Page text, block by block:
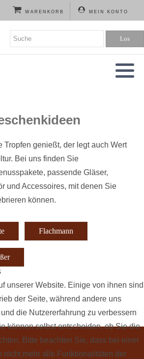
WARENKORB MEIN KONTO
Tropfen genießt, der legt auch Wert
Bei uns finden Sie
passende Gläser,
und Accessoires, mit denen Sie
können.
Flachmann
unserer Website. Einige von ihnen sind
der Seite, während andere uns
die Nutzererfahrung zu verbessern
können selbst entscheiden, ob Sie die
Bitte beachten Sie, dass bei einer
nicht mehr alle Funktionalitäten der
Sinne"